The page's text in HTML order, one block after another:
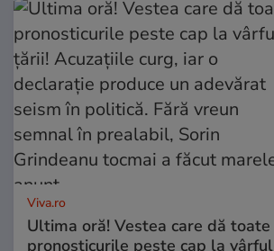
Viva.ro
Ultima oră! Vestea care dă toate
pronosticurile peste cap la vârful